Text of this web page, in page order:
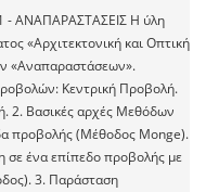
- ΑΝΑΠΑΡΑΣΤΑΣΕΙΣ Η ύλη
«Αρχιτεκτονική και Οπτική
«Αναπαραστάσεων».
Κεντρική Προβολή.
2. Βασικές αρχές Μεθόδων
προβολής (Μέθοδος Monge).
σε ένα επίπεδο προβολής με
3. Παράσταση